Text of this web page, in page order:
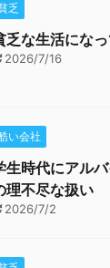
乏
乏な生活になっ
2026/7/16
い会社
生時代にアル
理不尽な扱い
2026/7/2